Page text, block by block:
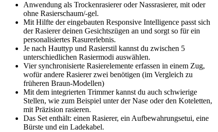
Anwendung als Trockenrasierer oder Nassrasierer, mit oder
ohne Rasierschaum/-gel.
Mit Hilfte der eingebauten Responsive Intelligence passt sich
der Rasierer deinen Gesichtszügen an und sorgt so für ein
personalisiertes Rasurerlebnis.
Je nach Hauttyp und Rasierstil kannst du zwischen 5
unterschiedlichen Rasiermodi auswählen.
Vier synchronisierte Rasierelemente erfassen in einem Zug,
wofür andere Rasierer zwei benötigen (im Vergleich zu
früheren Braun-Modellen)
Mit dem integrierten Trimmer kannst du auch schwierige
Stellen, wie zum Beispiel unter der Nase oder den Koteletten,
mit Präzision rasieren.
Das Set enthält: einen Rasierer, ein Aufbewahrungsetui, eine
Bürste und ein Ladekabel.